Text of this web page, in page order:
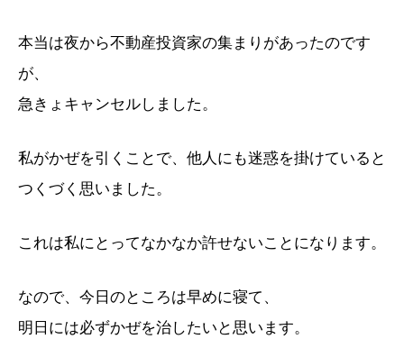
本当は夜から不動産投資家の集まりがあったのです
が、
急きょキャンセルしました。
私がかぜを引くことで、他人にも迷惑を掛けていると
つくづく思いました。
これは私にとってなかなか許せないことになります。
なので、今日のところは早めに寝て、
明日には必ずかぜを治したいと思います。